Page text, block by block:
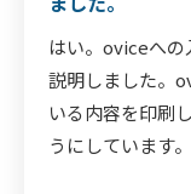
はい。oviceへの
説明しました。
いる内容を印刷
うにしています。